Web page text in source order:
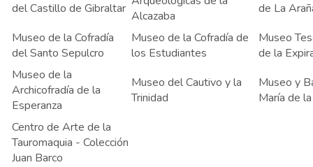
del Castillo de Gibraltar Alcazaba
de La
Museo de la Cofradía
del Santo Sepulcro
Museo de la Cofradía de
los Estudiantes
Museo
de la
Museo de la
Archicofradía de la
Esperanza
Museo del Cautivo y la
Trinidad
Museo y
María de
Centro de Arte de la
Tauromaquia - Colección
Juan Barco